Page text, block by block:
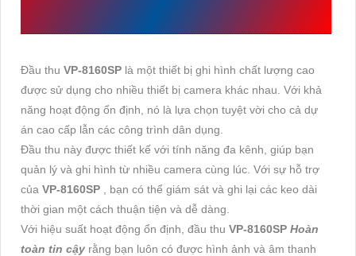
Đầu thu VP-8160SP là một thiết bị ghi hình chất lượng cao
được sử dụng cho nhiều thiết bị camera khác nhau. Với khả
năng hoạt động ổn định, nó là lựa chọn tuyệt vời cho cả dự
án cao cấp lẫn các công trình dân dụng.
Đầu thu này được thiết kế với tính năng đa kênh, giúp bạn
quản lý và ghi hình từ nhiều camera cùng lúc. Với sự hỗ trợ
của VP-8160SP
, bạn có thể giám sát và ghi lại các keo dài
thời gian một cách thuận tiện và dễ dàng.
Với hiệu suất hoạt động ổn định, đầu thu VP-8160SP Hoàn
toàn tin cậy rằng bạn luôn có được hình ảnh và âm thanh